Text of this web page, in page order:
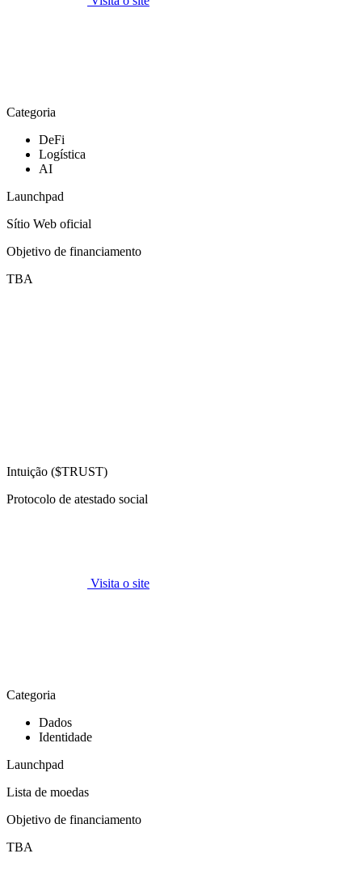
Categoria
DeFi
Logística
AI
Launchpad
Sítio Web oficial
Objetivo de financiamento
TBA
Intuição ($TRUST)
Protocolo de atestado social
Visita o site
Categoria
Dados
Identidade
Launchpad
Lista de moedas
Objetivo de financiamento
TBA